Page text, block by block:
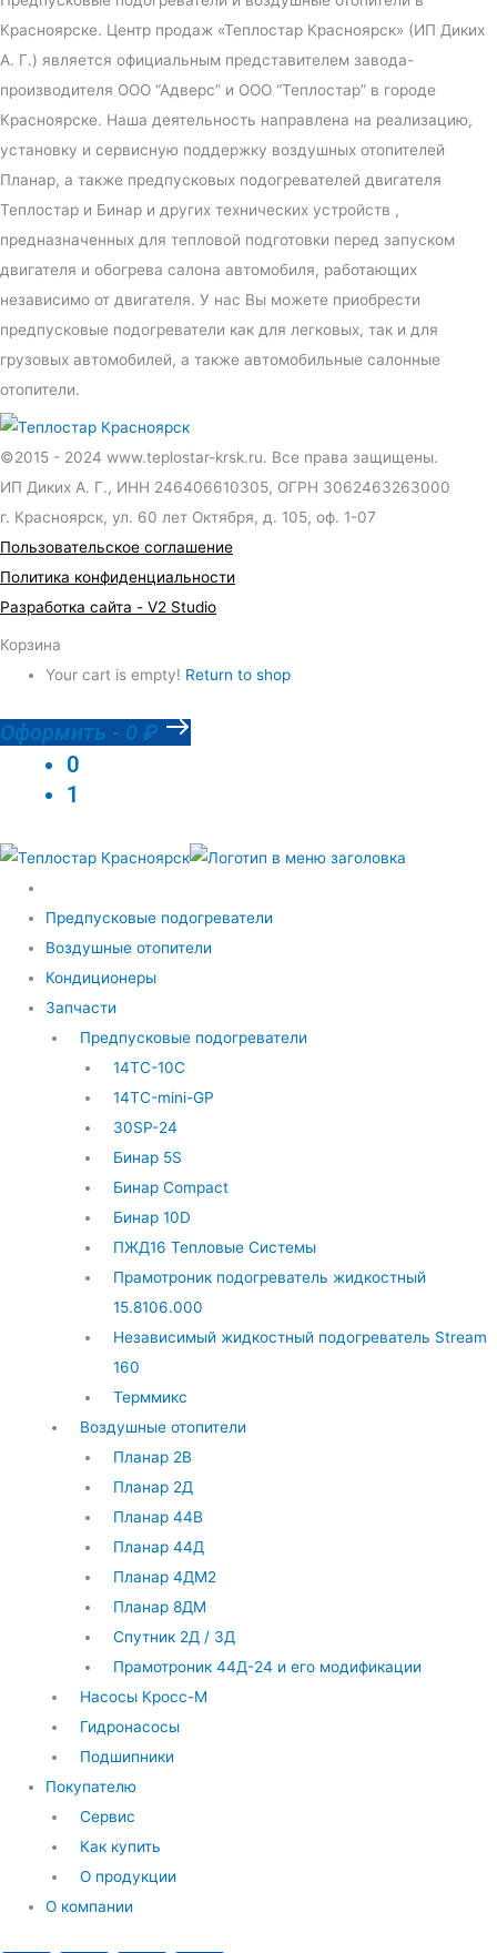
Красноярске. Центр продаж «Теплостар Красноярск» (ИП Диких
А. Г.) является официальным представителем завода-
производителя ООО “Адверс” и ООО “Теплостар” в городе
Красноярске. Наша деятельность направлена на реализацию,
установку и сервисную поддержку воздушных отопителей
Планар, а также предпусковых подогревателей двигателя
Теплостар и Бинар и других технических устройств ,
предназначенных для тепловой подготовки перед запуском
двигателя и обогрева салона автомобиля, работающих
независимо от двигателя. У нас Вы можете приобрести
предпусковые подогреватели как для легковых, так и для
грузовых автомобилей, а также автомобильные салонные
отопители.
©2015 - 2024 www.teplostar-krsk.ru. Все права защищены.
ИП Диких А. Г., ИНН 246406610305, ОГРН 3062463263000
г. Красноярск, ул. 60 лет Октября, д. 105, оф. 1-07
Пользовательское соглашение
Политика конфиденциальности
Разработка сайта - V2 Studio
Корзина
Your cart is empty! Return to shop
Оформить - 0 ₽
0
1
Предпусковые подогреватели
Воздушные отопители
Кондиционеры
Запчасти
Предпусковые подогреватели
14ТС-10С
14ТС-mini-GP
30SP-24
Бинар 5S
Бинар Compact
Бинар 10D
ПЖД16 Тепловые Системы
Прамотроник подогреватель жидкостный
15.8106.000
Независимый жидкостный подогреватель Stream
160
Терммикс
Воздушные отопители
Планар 2В
Планар 2Д
Планар 44В
Планар 44Д
Планар 4ДМ2
Планар 8ДМ
Спутник 2Д / 3Д
Прамотроник 44Д-24 и его модификации
Насосы Кросс-М
Гидронасосы
Подшипники
Покупателю
Сервис
Как купить
О продукции
О компании